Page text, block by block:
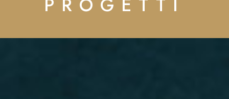
PROGETTI